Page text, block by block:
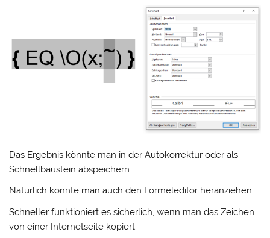
Das Ergebnis könnte man in der Autokorrektur oder als
Schnellbaustein abspeichern.
Natürlich könnte man auch den Formeleditor heranziehen.
Schneller funktioniert es sicherlich, wenn man das Zeichen
von einer Internetseite kopiert: